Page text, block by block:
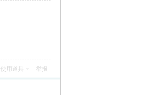
使用道具 举报